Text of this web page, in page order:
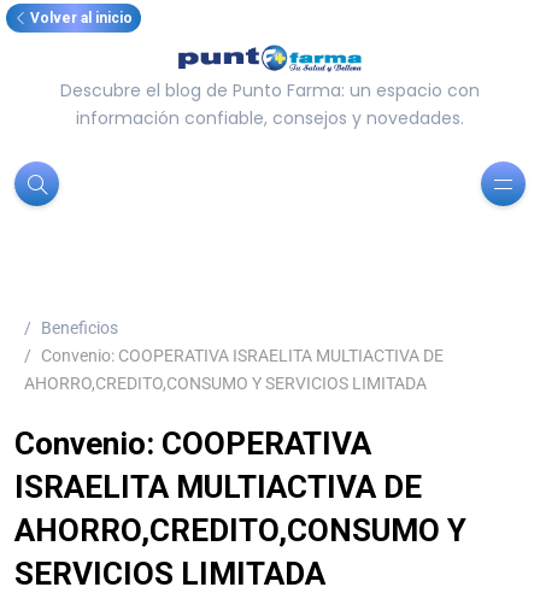
Volver al inicio
Descubre el blog de Punto Farma: un espacio con
información confiable, consejos y novedades.
Beneficios
Convenio: COOPERATIVA ISRAELITA MULTIACTIVA DE
AHORRO,CREDITO,CONSUMO Y SERVICIOS LIMITADA
Convenio: COOPERATIVA
ISRAELITA MULTIACTIVA DE
AHORRO,CREDITO,CONSUMO Y
SERVICIOS LIMITADA